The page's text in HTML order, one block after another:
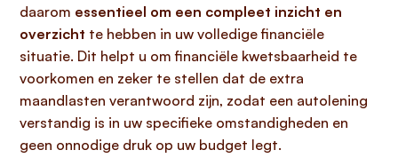
daarom essentieel om een compleet inzicht en
overzicht te hebben in uw volledige financiële
situatie. Dit helpt u om financiële kwetsbaarheid te
voorkomen en zeker te stellen dat de extra
maandlasten verantwoord zijn, zodat een autolening
verstandig is in uw specifieke omstandigheden en
geen onnodige druk op uw budget legt.